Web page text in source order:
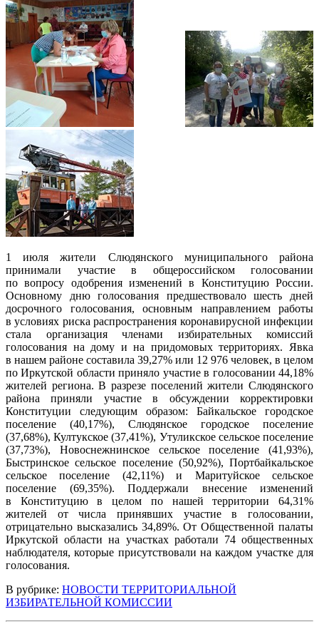
1 июля жители Слюдянского муниципального района
принимали участие в общероссийском голосовании
по вопросу одобрения изменений в Конституцию России.
Основному дню голосования предшествовало шесть дней
досрочного голосования, основным направлением работы
в условиях риска распространения коронавирусной инфекции
стала организация членами избирательных комиссий
голосования на дому и на придомовых территориях. Явка
в нашем районе составила 39,27% или 12 976 человек, в целом
по Иркутской области приняло участие в голосовании 44,18%
жителей региона. В разрезе поселений жители Слюдянского
района приняли участие в обсуждении корректировки
Конституции следующим образом: Байкальское городское
поселение (40,17%), Слюдянское городское поселение
(37,68%), Култукское (37,41%), Утуликское сельское поселение
(37,73%), Новоснежнинское сельское поселение (41,93%),
Быстринское сельское поселение (50,92%), Портбайкальское
сельское поселение (42,11%) и Маритуйское сельское
поселение (69,35%). Поддержали внесение изменений
в Конституцию в целом по нашей территории 64,31%
жителей от числа принявших участие в голосовании,
отрицательно высказались 34,89%. От Общественной палаты
Иркутской области на участках работали 74 общественных
наблюдателя, которые присутствовали на каждом участке для
голосования.
В рубрике: НОВОСТИ ТЕРРИТОРИАЛЬНОЙ
ИЗБИРАТЕЛЬНОЙ КОМИССИИ